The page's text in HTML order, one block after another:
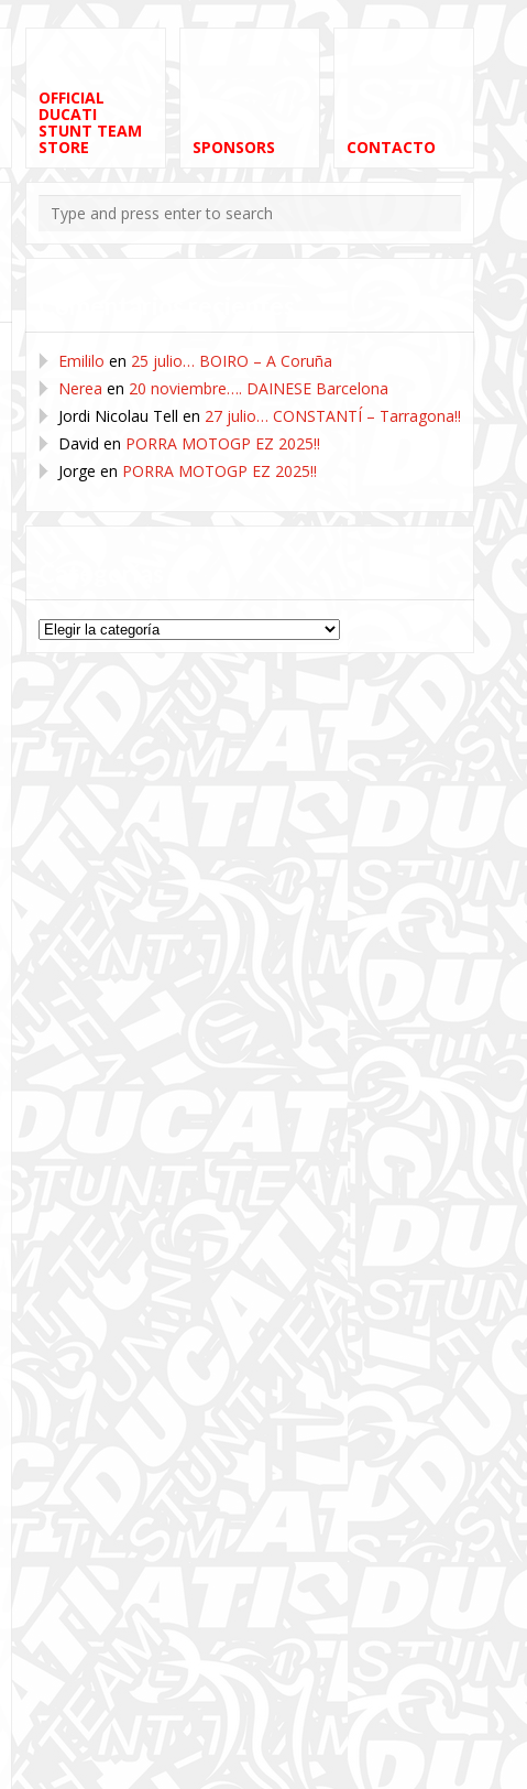
OFFICIAL
DUCATI
STUNT TEAM
STORE SPONSORS CONTACTO
Emililo en 25 julio… BOIRO – A Coruña
Nerea en 20 noviembre…. DAINESE Barcelona
Jordi Nicolau Tell en 27 julio… CONSTANTÍ – Tarragona!!
David en PORRA MOTOGP EZ 2025!!
Jorge en PORRA MOTOGP EZ 2025!!
Categorías